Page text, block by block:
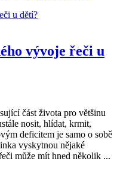
vývoje řeči u
část života pro většinu
nosit, hlídat, krmit,
deficitem je samo o sobě
vyskytnou nějaké
může mít hned několik ...